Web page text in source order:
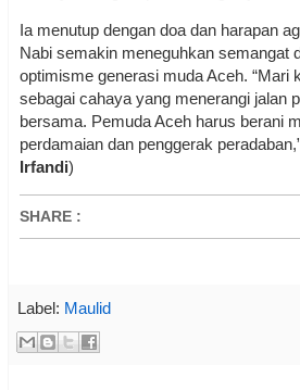
Ia menutup dengan doa dan harapan
Nabi semakin meneguhkan semangat
optimisme generasi muda Aceh. “Mari
sebagai cahaya yang menerangi jalan
bersama. Pemuda Aceh harus berani
perdamaian dan penggerak
Irfandi)
SHARE :
Label: Maulid